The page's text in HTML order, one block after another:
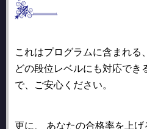
これはプログラムに含まれる
どの段位レベルにも対応でき
で、ご安心ください。
更に、 あなたの合格率を上